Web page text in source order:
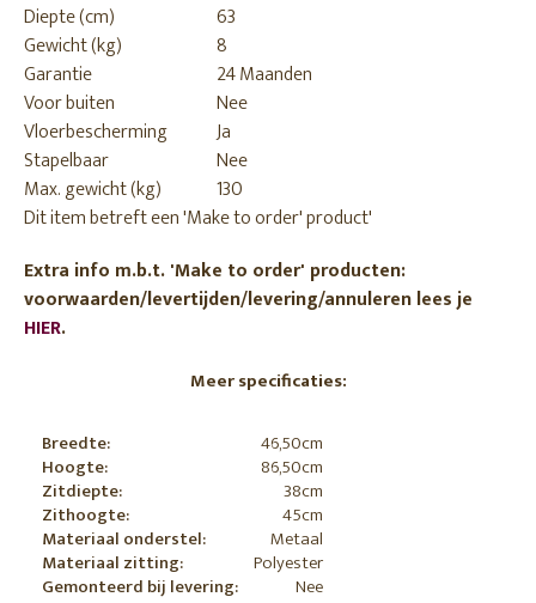
Diepte (cm)
63
Gewicht (kg)
8
Garantie
24 Maanden
Voor buiten
Nee
Vloerbescherming
Ja
Stapelbaar
Nee
Max. gewicht (kg)
130
Dit item betreft een 'Make to order' product'
Extra info m.b.t. 'Make to order' producten:
voorwaarden/levertijden/levering/annuleren lees je
HIER.
Meer specificaties:
Breedte:
46,50cm
Hoogte:
86,50cm
Zitdiepte:
38cm
Zithoogte:
45cm
Materiaal onderstel:
Metaal
Materiaal zitting:
Polyester
Gemonteerd bij levering:
Nee